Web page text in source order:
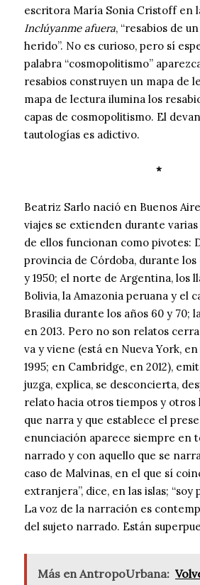
escritora María Sonia Cristoff en
Inclúyanme afuera, “resabios de
herido”. No es curioso, pero sí
palabra “cosmopolitismo”
resabios construyen un mapa de
mapa de lectura ilumina los
capas de cosmopolitismo. El
tautologías es adictivo.
*
Beatriz Sarlo nació en Buenos
viajes se extienden durante varias
de ellos funcionan como pivotes:
provincia de Córdoba, durante los
y 1950; el norte de Argentina, los
Bolivia, la Amazonia peruana y el
Brasilia durante los años 60 y 70;
en 2013. Pero no son relatos
va y viene (está en Nueva York, en
1995; en Cambridge, en 2012),
juzga, explica, se desconcierta,
relato hacia otros tiempos y otros
que narra y que establece el
enunciación aparece siempre en
narrado y con aquello que se
caso de Malvinas, en el que sí
extranjera”, dice, en las islas; “soy
La voz de la narración es
del sujeto narrado. Están
Más en AntropoUrbana: